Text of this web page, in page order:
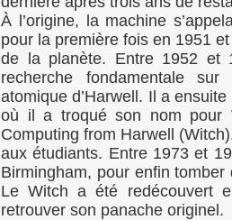
À l’origine, la machine
pour la première fois en 1951
de la planète. Entre 1952 et
recherche fondamentale
atomique d’Harwell. Il a
où il a troqué son nom pour
Computing from Harwell
aux étudiants. Entre 1973 et
Birmingham, pour enfin
Le Witch a été redécouvert
retrouver son panache originel.